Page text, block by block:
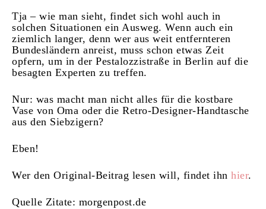
Tja – wie man sieht, findet sich wohl auch in
solchen Situationen ein Ausweg. Wenn auch ein
ziemlich langer, denn wer aus weit entfernteren
Bundesländern anreist, muss schon etwas Zeit
opfern, um in der Pestalozzistraße in Berlin auf die
besagten Experten zu treffen.
Nur: was macht man nicht alles für die kostbare
Vase von Oma oder die Retro-Designer-Handtasche
aus den Siebzigern?
Eben!
Wer den Original-Beitrag lesen will, findet ihn hier.
Quelle Zitate: morgenpost.de